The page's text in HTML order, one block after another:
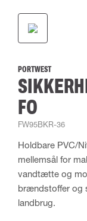
PORTWEST
FO
FW95BKR-36
Holdbare PVC/
mellemsål for
vandtætte og
brændstoffer og
landbrug.